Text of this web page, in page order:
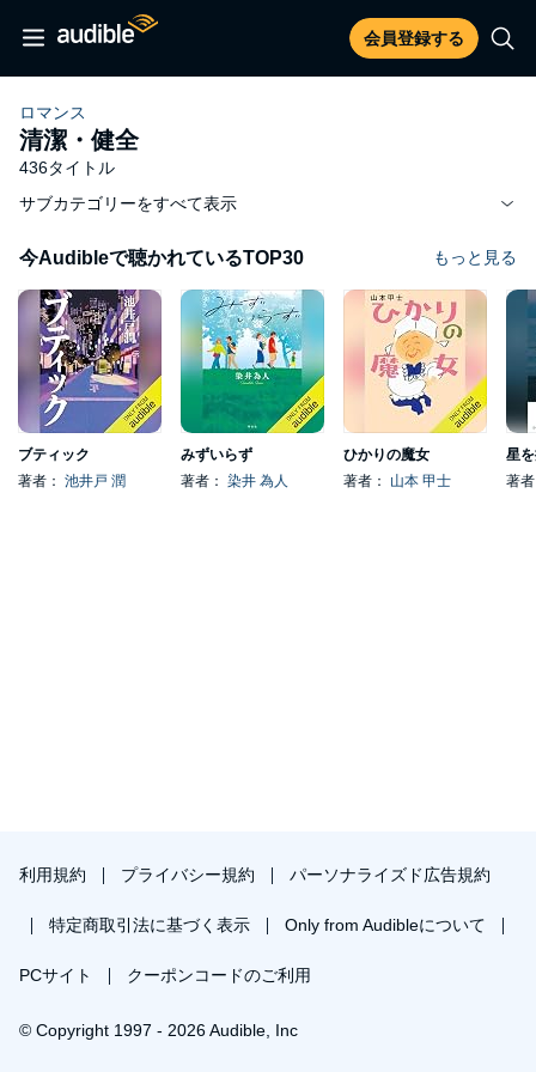
会員登録する
ロマンス
清潔・健全
436タイトル
サブカテゴリーをすべて表示
今Audibleで聴かれているTOP30 もっと見る
ブティック
著者： 池井戸 潤
みずいらず
著者： 染井 為人
ひかりの魔女
著者： 山本 甲士
星
著
利用規約 プライバシー規約 パーソナライズド広告規約
特定商取引法に基づく表示 Only from Audibleについて
PCサイト クーポンコードのご利用
© Copyright 1997 - 2026 Audible, Inc